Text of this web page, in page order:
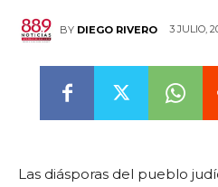
BY DIEGO RIVERO 3 JULIO,
Las diásporas del pueblo